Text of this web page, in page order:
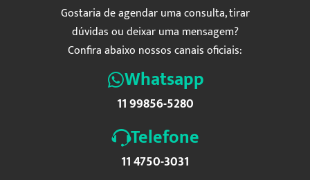
Gostaria de agendar uma consulta, tirar
dúvidas ou deixar uma mensagem?
Confira abaixo nossos canais oficiais:
Whatsapp
11 99856-5280
Telefone
11 4750-3031